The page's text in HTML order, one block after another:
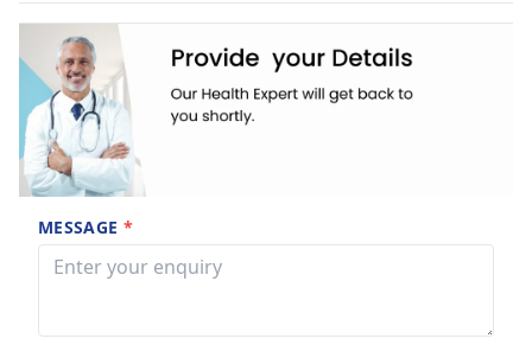
MESSAGE *